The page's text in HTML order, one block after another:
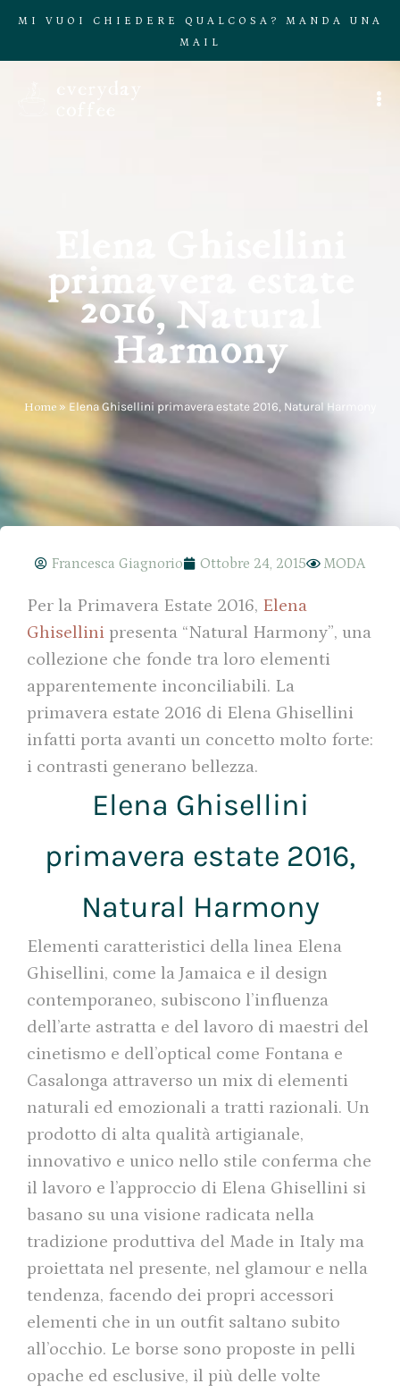
MI VUOI CHIEDERE QUALCOSA? MANDA UNA
MAIL
primavera estate
2016, Natural
Harmony
Home » Elena Ghisellini primavera estate 2016, Natural Harmony
Francesca Giagnorio Ottobre 24, 2015 MODA
Per la Primavera Estate 2016, Elena
Ghisellini presenta “Natural Harmony”, una
collezione che fonde tra loro elementi
apparentemente inconciliabili. La
primavera estate 2016 di Elena Ghisellini
infatti porta avanti un concetto molto forte:
i contrasti generano bellezza.
Elena Ghisellini
primavera estate 2016,
Natural Harmony
Elementi caratteristici della linea Elena
Ghisellini, come la Jamaica e il design
contemporaneo, subiscono l’influenza
dell’arte astratta e del lavoro di maestri del
cinetismo e dell’optical come Fontana e
Casalonga attraverso un mix di elementi
naturali ed emozionali a tratti razionali. Un
prodotto di alta qualità artigianale,
innovativo e unico nello stile conferma che
il lavoro e l’approccio di Elena Ghisellini si
basano su una visione radicata nella
tradizione produttiva del Made in Italy ma
proiettata nel presente, nel glamour e nella
tendenza, facendo dei propri accessori
elementi che in un outfit saltano subito
all’occhio. Le borse sono proposte in pelli
opache ed esclusive, il più delle volte